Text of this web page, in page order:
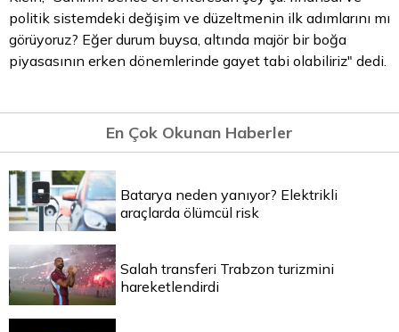
politik sistemdeki değişim ve düzeltmenin ilk adımlarını mı
görüyoruz? Eğer durum buysa, altında majör bir boğa
piyasasının erken dönemlerinde gayet tabi olabiliriz" dedi.
En Çok Okunan Haberler
Batarya neden yanıyor? Elektrikli
araçlarda ölümcül risk
Salah transferi Trabzon turizmini
hareketlendirdi